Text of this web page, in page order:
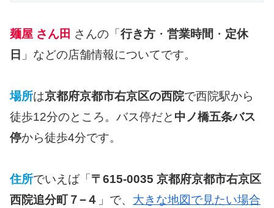
麺屋 さん田 さんの「行き方 ・ 営業時間 ・ 定休
日 」などの店舗情報についてです。
場所は京都府京都市右京区の西院で西院駅から
徒歩12分のところ。バス停だと 中ノ橋五条バス
停から徒歩4分です。
住所でいえば「 〒615-0035 京都府京都市右京区
西院追分町７−４ 」で、 大きな地図で見たい場合